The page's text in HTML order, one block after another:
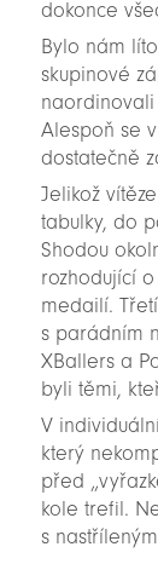
dokonce
Bylo nám
skupinové
naordinovali
Alespoň se
dostatečně
Jelikož
tabulky, do
Shodou
rozhodující
medailí.
s parádním
XBallers a
byli těmi,
V
který
před
kole trefil.
s